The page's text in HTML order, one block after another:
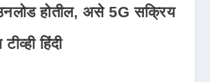
होतील, असे 5G सक्रिय
हिंदी